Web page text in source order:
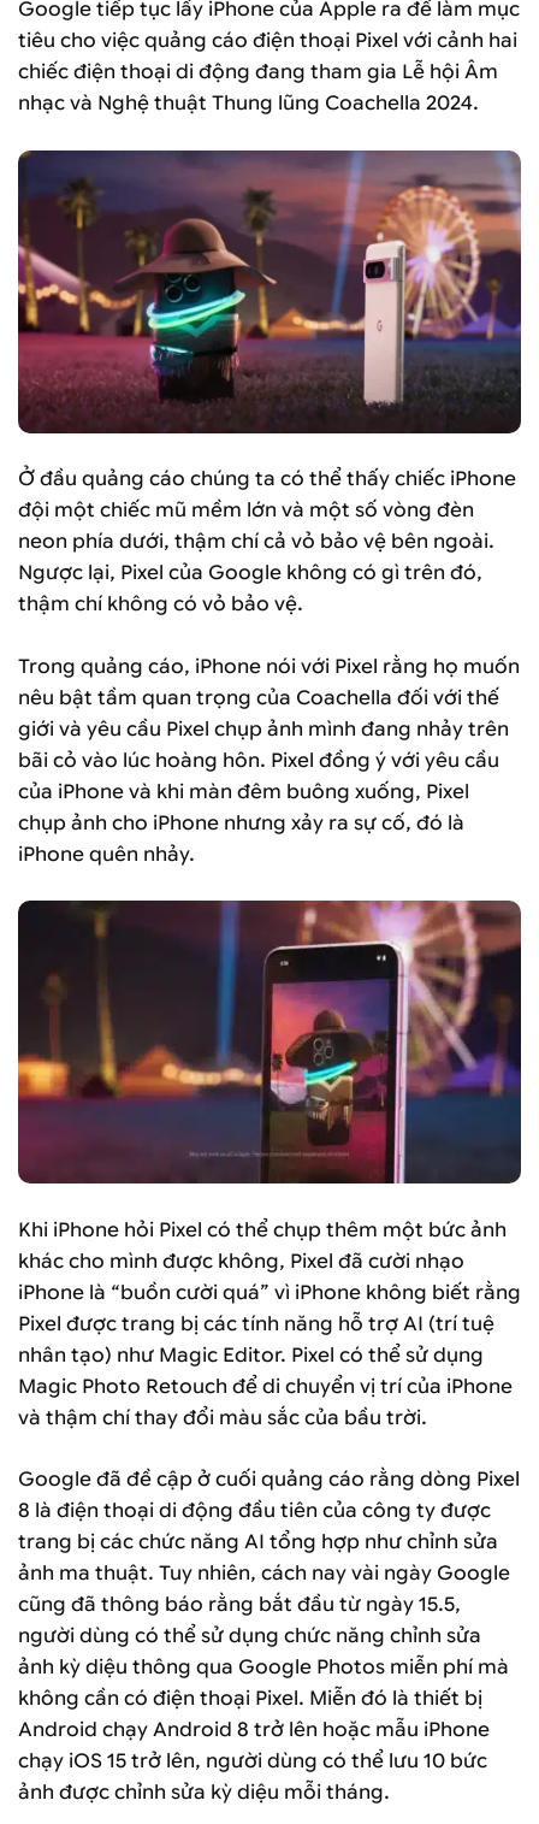
Google tiếp tục lấy iPhone của Apple ra để làm mục
tiêu cho việc quảng cáo điện thoại Pixel với cảnh hai
chiếc điện thoại di động đang tham gia Lễ hội Âm
nhạc và Nghệ thuật Thung lũng Coachella 2024.
Ở đầu quảng cáo chúng ta có thể thấy chiếc iPhone
đội một chiếc mũ mềm lớn và một số vòng đèn
neon phía dưới, thậm chí cả vỏ bảo vệ bên ngoài.
Ngược lại, Pixel của Google không có gì trên đó,
thậm chí không có vỏ bảo vệ.
Trong quảng cáo, iPhone nói với Pixel rằng họ muốn
nêu bật tầm quan trọng của Coachella đối với thế
giới và yêu cầu Pixel chụp ảnh mình đang nhảy trên
bãi cỏ vào lúc hoàng hôn. Pixel đồng ý với yêu cầu
của iPhone và khi màn đêm buông xuống, Pixel
chụp ảnh cho iPhone nhưng xảy ra sự cố, đó là
iPhone quên nhảy.
Khi iPhone hỏi Pixel có thể chụp thêm một bức ảnh
khác cho mình được không, Pixel đã cười nhạo
iPhone là “buồn cười quá” vì iPhone không biết rằng
Pixel được trang bị các tính năng hỗ trợ AI (trí tuệ
nhân tạo) như Magic Editor. Pixel có thể sử dụng
Magic Photo Retouch để di chuyển vị trí của iPhone
và thậm chí thay đổi màu sắc của bầu trời.
Google đã đề cập ở cuối quảng cáo rằng dòng Pixel
8 là điện thoại di động đầu tiên của công ty được
trang bị các chức năng AI tổng hợp như chỉnh sửa
ảnh ma thuật. Tuy nhiên, cách nay vài ngày Google
cũng đã thông báo rằng bắt đầu từ ngày 15.5,
người dùng có thể sử dụng chức năng chỉnh sửa
ảnh kỳ diệu thông qua Google Photos miễn phí mà
không cần có điện thoại Pixel. Miễn đó là thiết bị
Android chạy Android 8 trở lên hoặc mẫu iPhone
chạy iOS 15 trở lên, người dùng có thể lưu 10 bức
ảnh được chỉnh sửa kỳ diệu mỗi tháng.